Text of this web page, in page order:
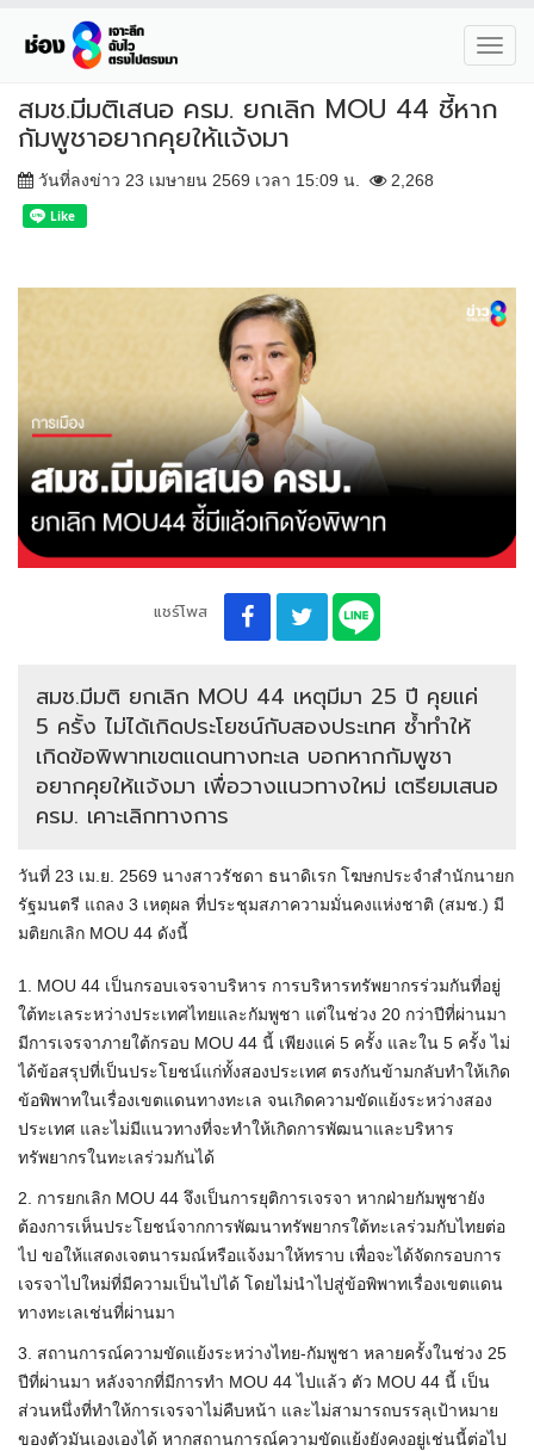
สมช.มีมติเสนอ ครม. ยกเลิก MOU 44 ชี้หาก
กัมพูชาอยากคุยให้แจ้งมา
วันที่ลงข่าว 23 เมษายน 2569 เวลา 15:09 น. 2,268
แชร์โพส
สมช.มีมติ ยกเลิก MOU 44 เหตุมีมา 25 ปี คุยแค่
5 ครั้ง ไม่ได้เกิดประโยชน์กับสองประเทศ ซ้ำทำให้
เกิดข้อพิพาทเขตแดนทางทะเล บอกหากกัมพูชา
อยากคุยให้แจ้งมา เพื่อวางแนวทางใหม่ เตรียมเสนอ
ครม. เคาะเลิกทางการ
วันที่ 23 เม.ย. 2569 นางสาวรัชดา ธนาดิเรก โฆษกประจำสำนักนายก
รัฐมนตรี แถลง 3 เหตุผล ที่ประชุมสภาความมั่นคงแห่งชาติ (สมช.) มี
มติยกเลิก MOU 44 ดังนี้
1. MOU 44 เป็นกรอบเจรจาบริหาร การบริหารทรัพยากรร่วมกันที่อยู่
ใต้ทะเลระหว่างประเทศไทยและกัมพูชา แต่ในช่วง 20 กว่าปีที่ผ่านมา
มีการเจรจาภายใต้กรอบ MOU 44 นี้ เพียงแค่ 5 ครั้ง และใน 5 ครั้ง ไม่
ได้ข้อสรุปที่เป็นประโยชน์แก่ทั้งสองประเทศ ตรงกันข้ามกลับทำให้เกิด
ข้อพิพาทในเรื่องเขตแดนทางทะเล จนเกิดความขัดแย้งระหว่างสอง
ประเทศ และไม่มีแนวทางที่จะทำให้เกิดการพัฒนาและบริหาร
ทรัพยากรในทะเลร่วมกันได้
2. การยกเลิก MOU 44 จึงเป็นการยุติการเจรจา หากฝ่ายกัมพูชายัง
ต้องการเห็นประโยชน์จากการพัฒนาทรัพยากรใต้ทะเลร่วมกับไทยต่อ
ไป ขอให้แสดงเจตนารมณ์หรือแจ้งมาให้ทราบ เพื่อจะได้จัดกรอบการ
เจรจาไปใหม่ที่มีความเป็นไปได้ โดยไม่นำไปสู่ข้อพิพาทเรื่องเขตแดน
ทางทะเลเช่นที่ผ่านมา
3. สถานการณ์ความขัดแย้งระหว่างไทย-กัมพูชา หลายครั้งในช่วง 25
ปีที่ผ่านมา หลังจากที่มีการทำ MOU 44 ไปแล้ว ตัว MOU 44 นี้ เป็น
ส่วนหนึ่งที่ทำให้การเจรจาไม่คืบหน้า และไม่สามารถบรรลุเป้าหมาย
ของตัวมันเองเองได้ หากสถานการณ์ความขัดแย้งยังคงอยู่เช่นนี้ต่อไป